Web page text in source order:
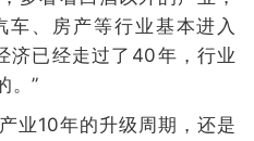
、房产等行业基本进入
济已经走过了40年，行业
。”
业10年的升级周期，还是